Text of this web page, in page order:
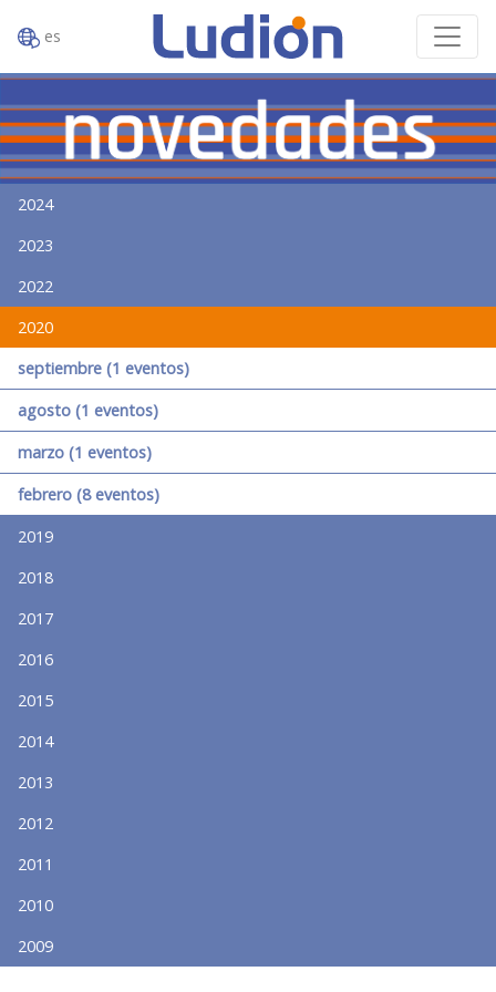
es
2024
2023
2022
2020
septiembre (1 eventos)
agosto (1 eventos)
marzo (1 eventos)
febrero (8 eventos)
2019
2018
2017
2016
2015
2014
2013
2012
2011
2010
2009